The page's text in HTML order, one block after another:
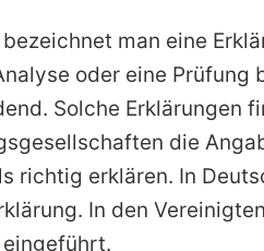
man eine
oder eine
Solche Erklärungen
die
richtig erklären. In
In den
eingeführt.